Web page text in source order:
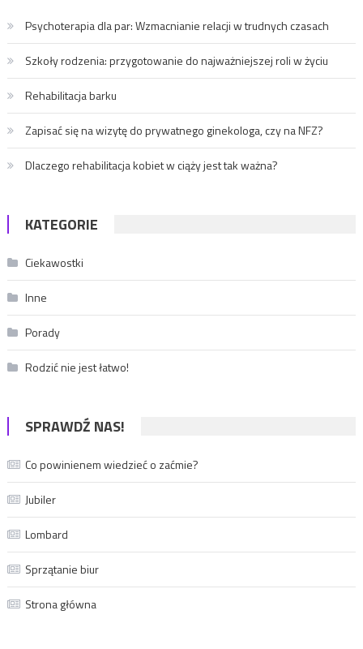
Psychoterapia dla par: Wzmacnianie relacji w trudnych czasach
Szkoły rodzenia: przygotowanie do najważniejszej roli w życiu
Rehabilitacja barku
Zapisać się na wizytę do prywatnego ginekologa, czy na NFZ?
Dlaczego rehabilitacja kobiet w ciąży jest tak ważna?
KATEGORIE
Ciekawostki
Inne
Porady
Rodzić nie jest łatwo!
SPRAWDŹ NAS!
Co powinienem wiedzieć o zaćmie?
Jubiler
Lombard
Sprzątanie biur
Strona główna